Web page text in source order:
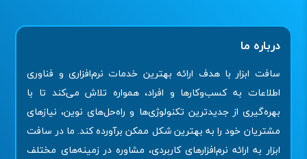
درباره ما
سافت ابزار با هدف ارائه بهترین خدمات نرم‌افزاری و فناوری
اطلاعات به کسب‌وکارها و افراد، همواره تلاش می‌کند تا با
بهره‌گیری از جدیدترین تکنولوژی‌ها و راه‌حل‌های نوین، نیازهای
مشتریان خود را به بهترین شکل ممکن برآورده کند. ما در سافت
ابزار به ارائه نرم‌افزارهای کاربردی، مشاوره در زمینه‌های مختلف